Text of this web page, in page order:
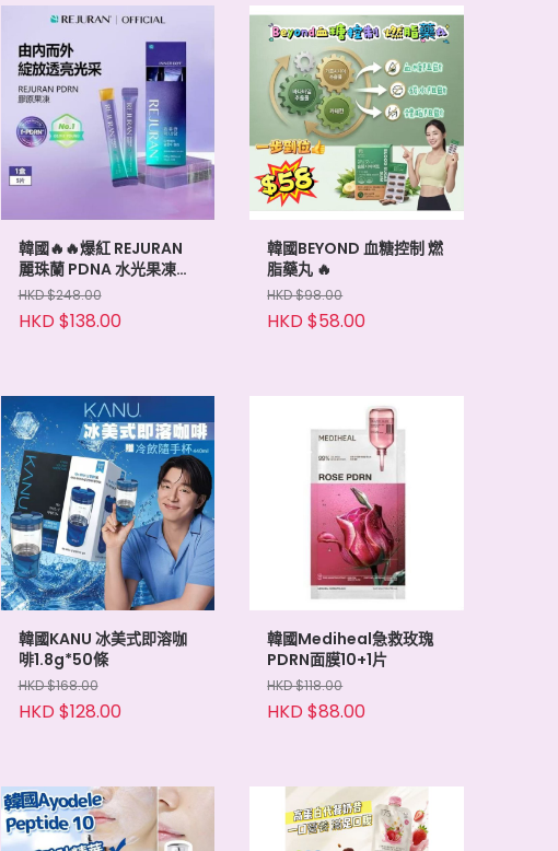
韓國🔥🔥爆紅 REJURAN
麗珠蘭 PDNA 水光果凍
15g/14條
HKD $248.00
HKD $138.00
韓國BEYOND 血糖控制 燃
脂藥丸 🔥
HKD $98.00
HKD $58.00
韓國KANU 冰美式即溶咖
啡1.8g*50條
HKD $168.00
HKD $128.00
韓國Mediheal急救玫瑰
PDRN面膜10+1片
HKD $118.00
HKD $88.00